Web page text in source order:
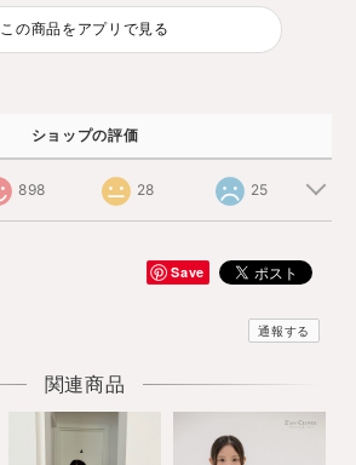
この商品をアプリで見る
ショップの評価
898 28 25
Save
通報する
関連商品